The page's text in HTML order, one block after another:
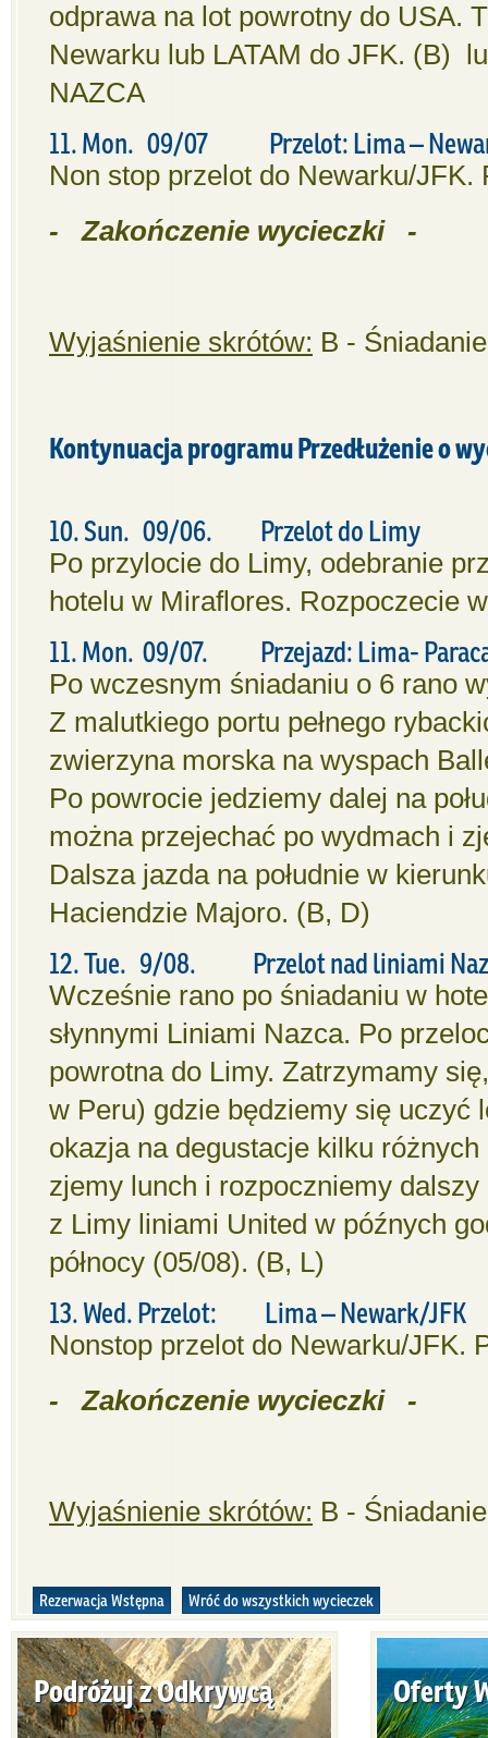
odprawa na lot powrotny do USA.
Newarku lub LATAM do JFK. (B)
NAZCA
11. Mon. 09/07 Przelot: Lima –
Non stop przelot do Newarku/
- Zakończenie wycieczki -
Wyjaśnienie skrótów: B -
Kontynuacja programu Przedłużenie o
10. Sun. 09/06. Przelot do Limy
Po przylocie do Limy, odebranie
hotelu w Miraflores. Rozpoczecie
11. Mon. 09/07. Przejazd: Lima-
Po wczesnym śniadaniu o 6 rano
Z malutkiego portu pełnego
zwierzyna morska na wyspach
Po powrocie jedziemy dalej na
można przejechać po wydmach i
Dalsza jazda na południe w
Haciendzie Majoro. (B, D)
12. Tue. 9/08. Przelot nad liniami
Wcześnie rano po śniadaniu w
słynnymi Liniami Nazca. Po
powrotna do Limy. Zatrzymamy
w Peru) gdzie będziemy się uczyć
okazja na degustacje kilku
zjemy lunch i rozpoczniemy
z Limy liniami United w późnych
północy (05/08). (B, L)
13. Wed. Przelot: Lima – Newark/JFK
Nonstop przelot do Newarku/JFK.
- Zakończenie wycieczki -
Wyjaśnienie skrótów: B -
Rezerwacja Wstępna Wróć do wszystkich wycieczek
Podróżuj z Odkrywcą Oferty